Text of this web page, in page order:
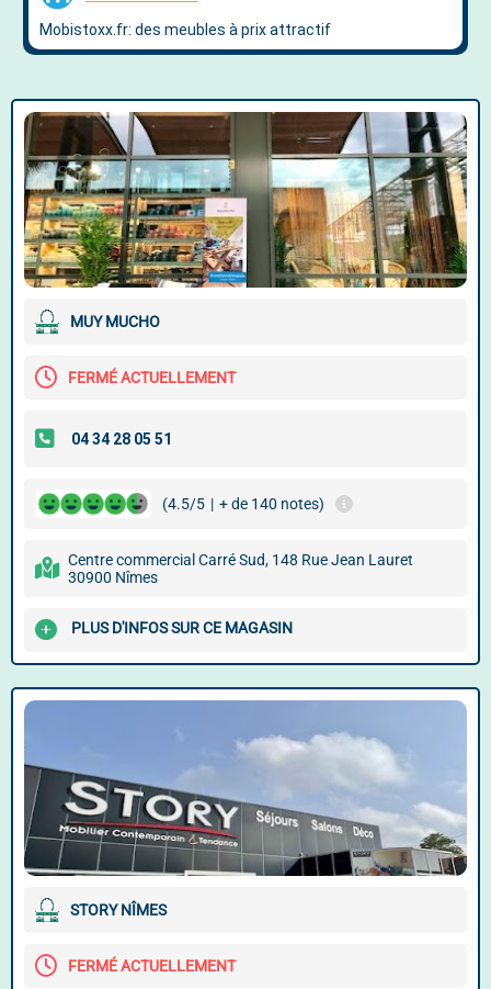
MUY MUCHO
FERMÉ ACTUELLEMENT
(4.5/5 | + de 140 notes)
Centre commercial Carré Sud, 148 Rue Jean Lauret
30900 Nîmes
PLUS D'INFOS SUR CE MAGASIN
STORY NÎMES
FERMÉ ACTUELLEMENT